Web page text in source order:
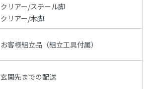
クリアー/スチール脚
クリアー/木脚
お客様組立品（組立工具付属）
玄関先までの配送